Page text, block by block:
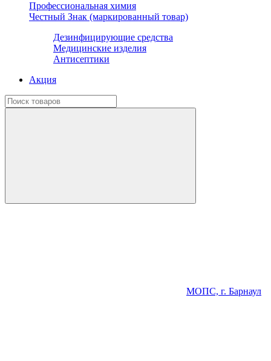
Профессиональная химия
Честный Знак (маркированный товар)
Дезинфицирующие средства
Медицинские изделия
Антисептики
Акция
МОПС, г. Барнаул